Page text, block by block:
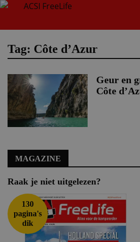
Zoeken
Tag: Côte d’Azur
Geur en
Côte
MAGAZINE
Raak je niet uitgelezen?
130
pagina's
dik